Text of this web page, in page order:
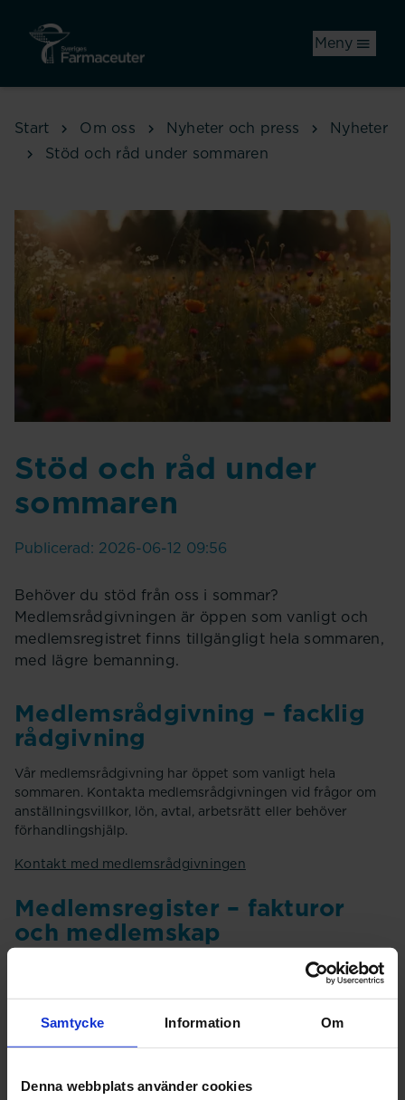
Samtycke Information Om
Denna webbplats använder cookies
Meny
Start Om oss Nyheter och press
Nyheter
Stöd och råd under sommaren
Stöd och råd under
sommaren
Publicerad: 2026-06-12 09:56
Behöver du stöd från oss i sommar?
Medlemsrådgivningen är öppen som vanligt och
medlemsregistret finns tillgängligt hela sommaren,
med lägre bemanning.
Medlemsrådgivning – facklig
rådgivning
Vår medlemsrådgivning har öppet som vanligt hela
sommaren. Kontakta medlemsrådgivningen vid frågor om
anställningsvillkor, lön, avtal, arbetsrätt eller behöver
förhandlingshjälp.
Kontakt med medlemsrådgivningen
Medlemsregister – fakturor
och medlemskap
Kontakta vårt medlemsregister vid frågor om medlemskap,
medlemsansökan, avgifter, lösenord och prenumeration av
enbart på fredagar 9:30-15:00.